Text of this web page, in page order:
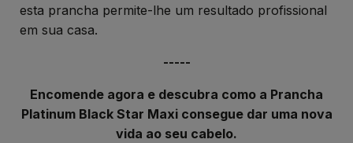
esta prancha permite-lhe um resultado profissional
em sua casa.
-----
Encomende agora e descubra como a Prancha
Platinum Black Star Maxi consegue dar uma nova
vida ao seu cabelo.